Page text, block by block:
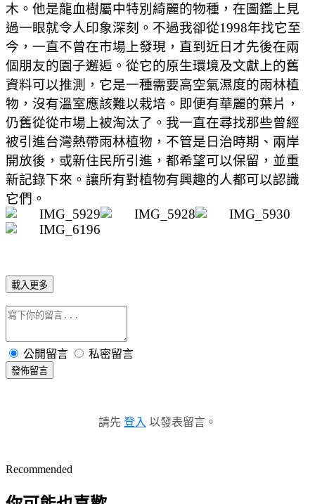
木。他是龍血樹屬中特別綺麗的物種，在圖鑑上見
過一眼就令人印象深刻。不過我卻從1998年找它至
今，一直不曾在市場上發現，直到近日才先後在兩
個朋友的園子邂逅。從它的原生環境及文獻上的舊
資料可以推測，它是一種需要高空氣濕度的雨林植
物，沒有溫室應該難以栽培。即便有華麗的葉片，
仍舊從從市場上被淘汰了。我一直在尋找那些曾經
被引進台灣熱帶雨林植物，不管是日治時期、兩岸
開放後，或新住民所引進，都希望可以保留，並重
新記錄下來。讓所有對植物有興趣的人都可以認識
它們。
載入更多
公開留言 私密留言
發佈留言
請先 登入 以發表留言。
Recommended